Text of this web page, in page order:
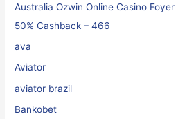
Australia Ozwin Online Casino
50% Cashback – 466
ava
Aviator
aviator brazil
Bankobet